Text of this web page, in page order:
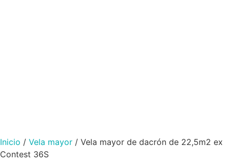
Inicio / Vela mayor / Vela mayor de dacrón de 22,5m2 ex
Contest 36S